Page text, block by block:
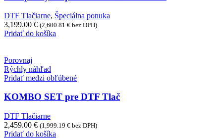
DTF Tlačiarne, Špeciálna ponuka
3,199.00 € (2,600.81 € bez DPH)
Pridať do košíka
Porovnaj
Rýchly náhľad
Pridať medzi obľúbené
KOMBO SET pre DTF Tlač
DTF Tlačiarne
2,459.00 € (1,999.19 € bez DPH)
Pridať do košíka